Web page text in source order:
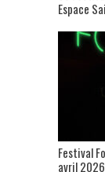
Espace
Festival
avril 2026